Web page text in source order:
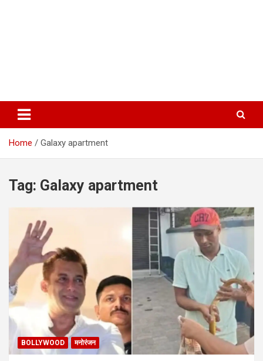
Home Galaxy apartment
Tag: Galaxy apartment
BOLLYWOOD मनोरंजन